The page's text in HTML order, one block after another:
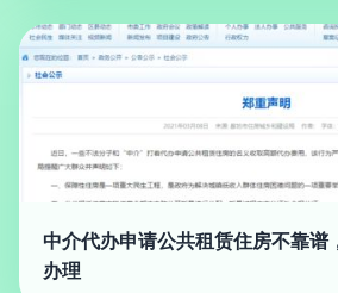
中介代办申请公共租赁住房不靠谱
办理